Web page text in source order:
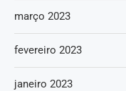
março 2023
fevereiro 2023
janeiro 2023